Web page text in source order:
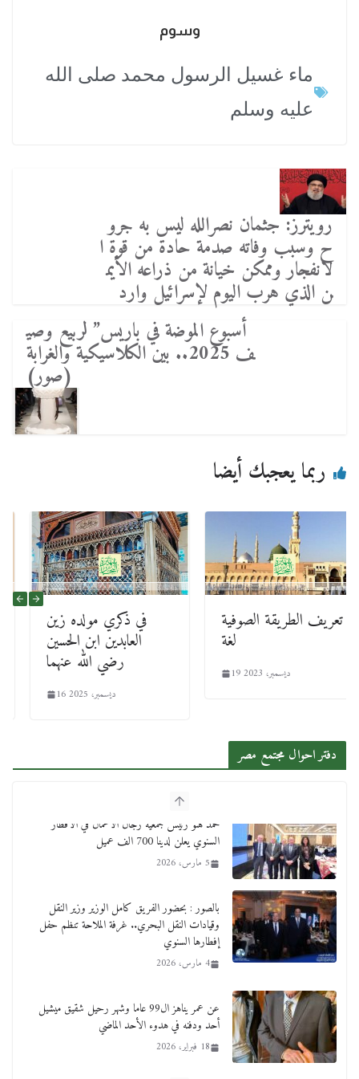
وسوم
ماء غسيل الرسول محمد صلى الله
عليه وسلم
رويترز: جثمان نصرالله ليس به جرو
ح وسبب وفاته صدمة حادة من قوة ا
لانفجار وممكن خيانة من ذراعه الأيم
ن الذي هرب اليوم لإسرائيل وارد
أسبوع الموضة في باريس” لربيع وصي
ف 2025.. بين الكلاسيكية والغرابة
(صور)
ربما يعجبك أيضا
في ذكري مولده زين
العابدين ابن الحسين
رضي الله عنهما
16 ديسمبر، 2025
تعريف الطريقة الصوفية
19 ديسمبر، 2023
دفتر احوال مجتمع مصر
بالصور : بحضور الفريق كامل الوزير وزير النقل
وقيادات النقل البحري.. غرفة الملاحة تنظم حفل
إفطارها السنوي
أحد ودفنه في هدوء الأحد الماضي
ورحل أبو القانون الدولي هكذا نعي المستشار سامح
عبد الحكم استاذه مفيد شهاب